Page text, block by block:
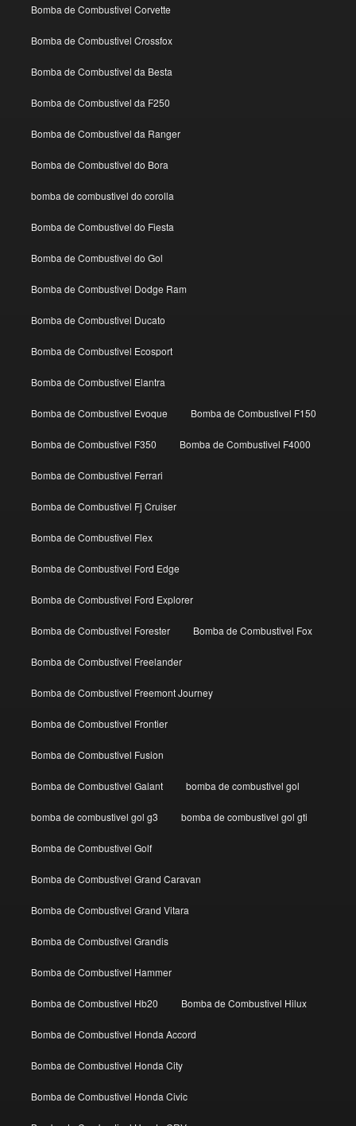
Bomba de Combustivel Corvette
Bomba de Combustivel Crossfox
Bomba de Combustivel da Besta
Bomba de Combustivel da F250
Bomba de Combustivel da Ranger
Bomba de Combustivel do Bora
bomba de combustivel do corolla
Bomba de Combustivel do Fiesta
Bomba de Combustivel do Gol
Bomba de Combustivel Dodge Ram
Bomba de Combustivel Ducato
Bomba de Combustivel Ecosport
Bomba de Combustivel Elantra
Bomba de Combustivel Evoque Bomba de Combustivel F150
Bomba de Combustivel F350 Bomba de Combustivel F4000
Bomba de Combustivel Ferrari
Bomba de Combustivel Fj Cruiser
Bomba de Combustivel Flex
Bomba de Combustivel Ford Edge
Bomba de Combustivel Ford Explorer
Bomba de Combustivel Forester Bomba de Combustivel Fox
Bomba de Combustivel Freelander
Bomba de Combustivel Freemont Journey
Bomba de Combustivel Frontier
Bomba de Combustivel Fusion
Bomba de Combustivel Galant bomba de combustivel gol
bomba de combustivel gol g3 bomba de combustivel gol gti
Bomba de Combustivel Golf
Bomba de Combustivel Grand Caravan
Bomba de Combustivel Grand Vitara
Bomba de Combustivel Grandis
Bomba de Combustivel Hammer
Bomba de Combustivel Hb20 Bomba de Combustivel Hilux
Bomba de Combustivel Honda Accord
Bomba de Combustivel Honda City
Bomba de Combustivel Honda Civic